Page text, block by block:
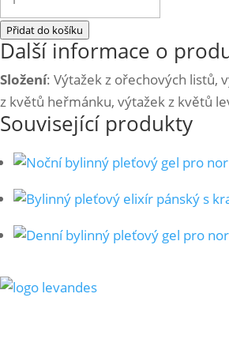
pleťová
voda
pro
ženy
110
ml
Přidat do košíku
Další informace o
Složení: Výtažek z ořechových listů,
z květů heřmánku, výtažek z květů
Související produkty